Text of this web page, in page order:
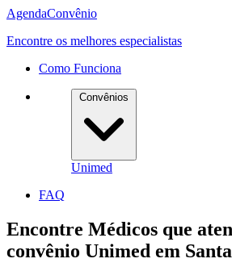
AgendaConvênio
Encontre os melhores especialistas
Como Funciona
Convênios
Unimed
FAQ
Encontre Médicos que
convênio Unimed em